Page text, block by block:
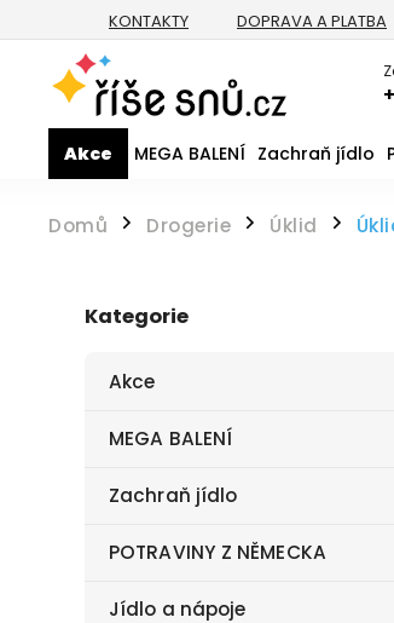
KONTAKTY DOPRAVA A PLATBA
Akce MEGA BALENÍ Zachraň jídlo
Domů / Drogerie / Úklid /
Kategorie
Akce
MEGA BALENÍ
Zachraň jídlo
POTRAVINY Z NĚMECKA
Jídlo a nápoje